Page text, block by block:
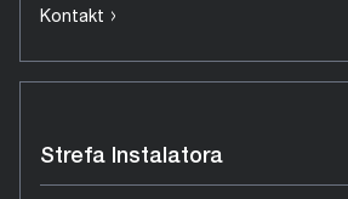
Kontakt ›
Strefa Instalatora